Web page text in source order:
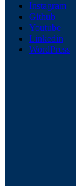
Instagram
Github
Youtube
Linkedin
WordPress